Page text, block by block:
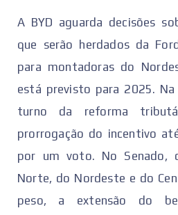
A BYD aguarda decisões
que serão herdados da
para montadoras do
está previsto para 2025.
turno da reforma
prorrogação do incentivo
por um voto. No Senado,
Norte, do Nordeste e do
peso, a extensão do